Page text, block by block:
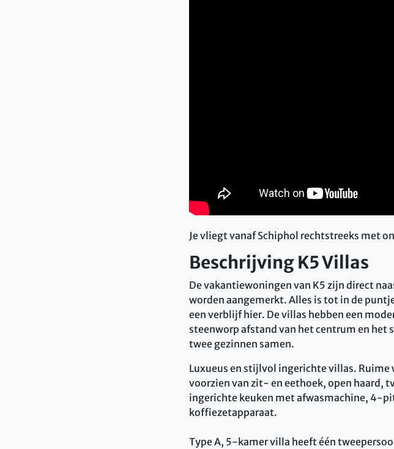
Je vliegt vanaf Schiphol rechtstreeks met
Beschrijving K5 Villas
De vakantiewoningen van K5 zijn direct
worden aangemerkt. Alles is tot in de
een verblijf hier. De villas hebben een
steenworp afstand van het centrum en het
twee gezinnen samen.
Luxueus en stijlvol ingerichte villas.
voorzien van zit- en eethoek, open
ingerichte keuken met afwasmachine, 4-
koffiezetapparaat.
Type A, 5-kamer villa heeft één